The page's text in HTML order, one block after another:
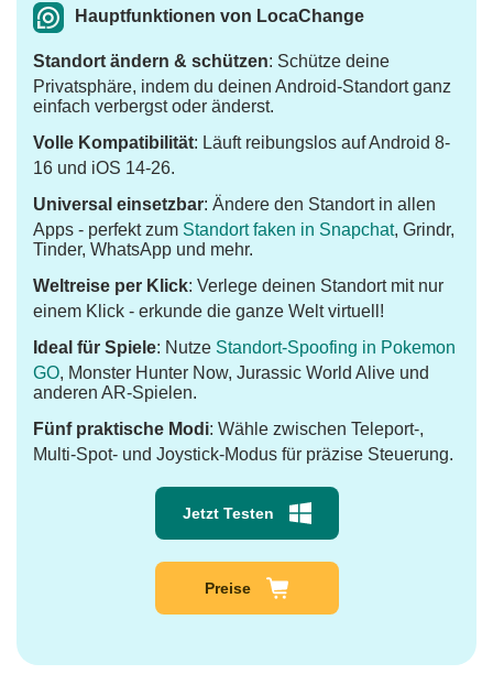
Hauptfunktionen von LocaChange
Standort ändern & schützen: Schütze deine
Privatsphäre, indem du deinen Android-Standort ganz
einfach verbergst oder änderst.
Volle Kompatibilität: Läuft reibungslos auf Android 8-
16 und iOS 14-26.
Universal einsetzbar: Ändere den Standort in allen
Apps - perfekt zum Standort faken in Snapchat, Grindr,
Tinder, WhatsApp und mehr.
Weltreise per Klick: Verlege deinen Standort mit nur
einem Klick - erkunde die ganze Welt virtuell!
Ideal für Spiele: Nutze Standort-Spoofing in Pokemon
GO, Monster Hunter Now, Jurassic World Alive und
anderen AR-Spielen.
Fünf praktische Modi: Wähle zwischen Teleport-,
Multi-Spot- und Joystick-Modus für präzise Steuerung.
Jetzt Testen
Preise